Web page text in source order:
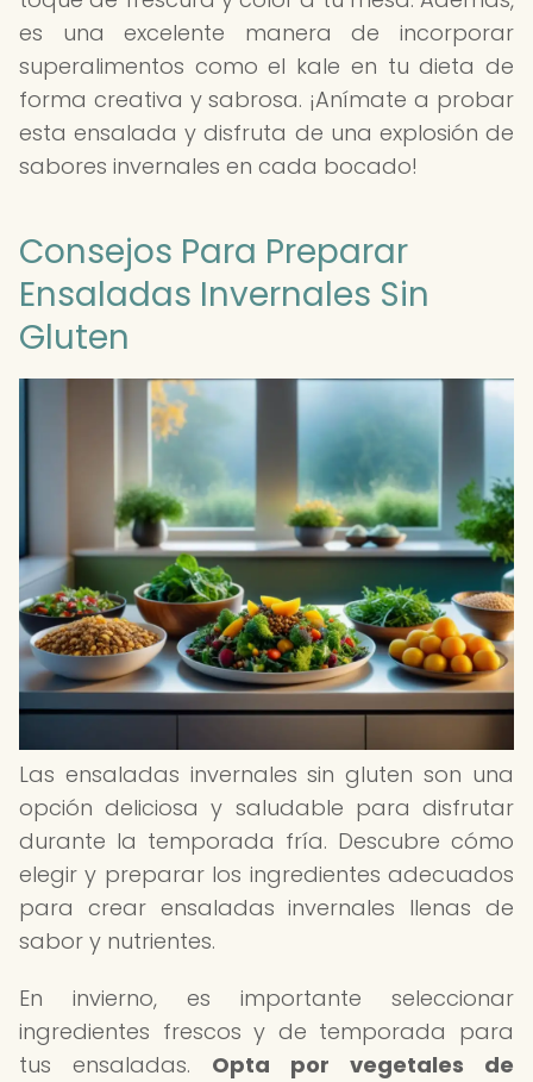
es una excelente manera de incorporar
superalimentos como el kale en tu dieta de
forma creativa y sabrosa. ¡Anímate a probar
esta ensalada y disfruta de una explosión de
sabores invernales en cada bocado!
Consejos Para Preparar
Ensaladas Invernales Sin
Gluten
Las ensaladas invernales sin gluten son una
opción deliciosa y saludable para disfrutar
durante la temporada fría. Descubre cómo
elegir y preparar los ingredientes adecuados
para crear ensaladas invernales llenas de
sabor y nutrientes.
En invierno, es importante seleccionar
ingredientes frescos y de temporada para
tus ensaladas. Opta por vegetales de